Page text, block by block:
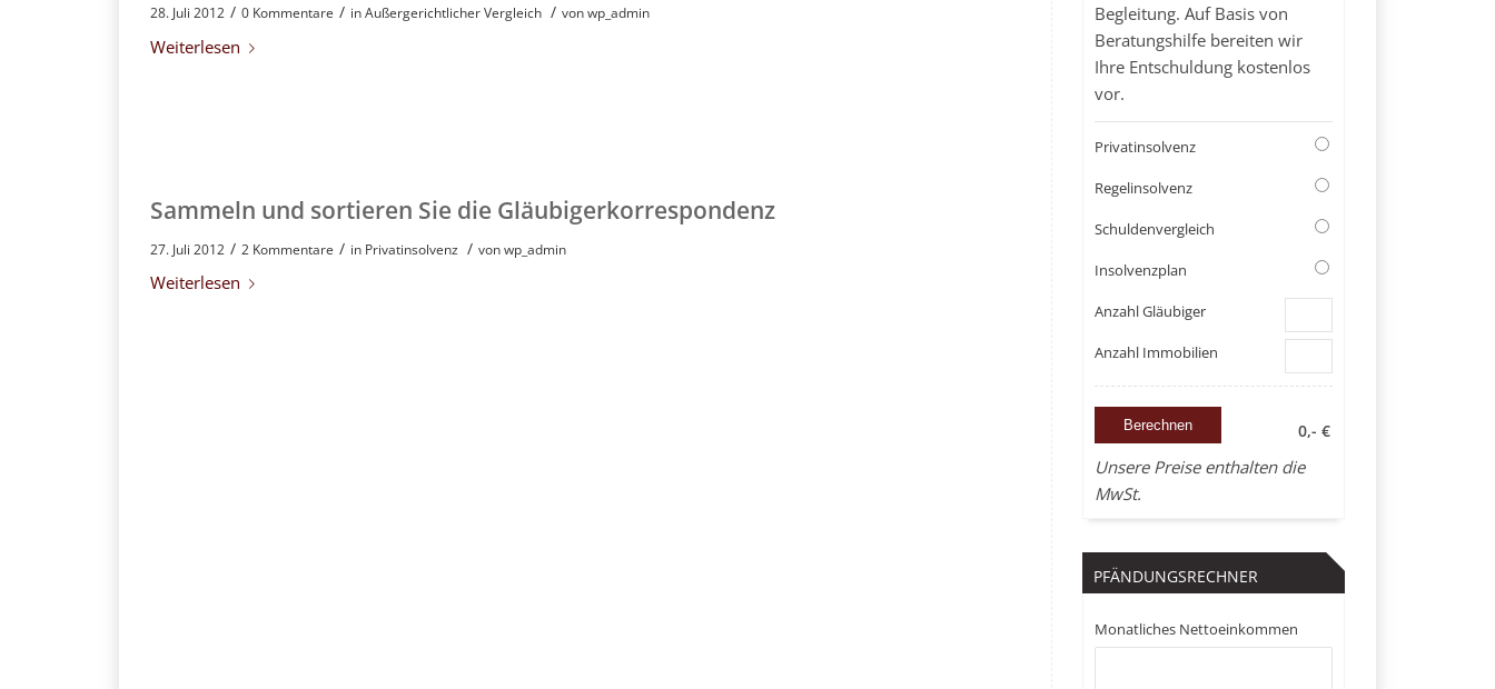
28. Juli 2012 / 0 Kommentare / inAußergerichtlicher Vergleich / vonwp_admin
Weiterlesen
Sammeln und sortieren Sie die Gläubigerkorrespondenz
27. Juli 2012 / 2 Kommentare / in Privatinsolvenz / vonwp_admin
Weiterlesen
Begleitung. Auf Basis von
Beratungshilfe bereiten wir
Ihre Entschuldung kostenlos
vor.
Privatinsolvenz
Regelinsolvenz
Schuldenvergleich
Insolvenzplan
Anzahl Gläubiger
Anzahl Immobilien
0,- €
Unsere Preise enthalten die
MwSt.
PFÄNDUNGSRECHNER
Monatliches Nettoeinkommen